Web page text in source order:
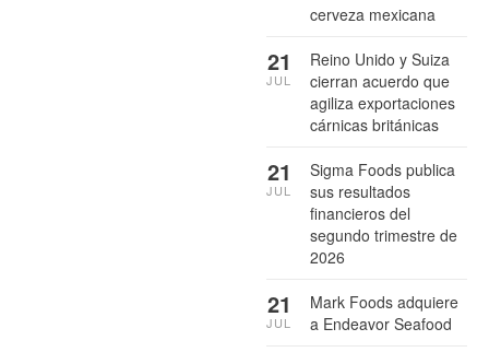
cerveza mexicana
Reino Unido y Suiza
cierran acuerdo que
agiliza exportaciones
cárnicas británicas
21
JUL
Sigma Foods publica
sus resultados
financieros del
segundo trimestre de
2026
21
JUL
Mark Foods adquiere
a Endeavor Seafood
21
JUL